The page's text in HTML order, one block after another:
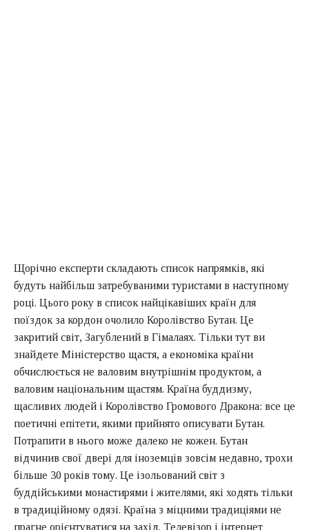
Щорічно експерти складають список напрямків, які
будуть найбільш затребуваними туристами в наступному
році. Цього року в список найцікавіших країн для
поїздок за кордон очолило Королівство Бутан. Це
закритий світ, Загублений в Гімалаях. Тільки тут ви
знайдете Міністерство щастя, а економіка країни
обчислюється не валовим внутрішнім продуктом, а
валовим національним щастям. Країна буддизму,
щасливих людей і Королівство Громового Дракона: все це
поетичні епітети, якими прийнято описувати Бутан.
Потрапити в нього може далеко не кожен. Бутан
відчинив свої двері для іноземців зовсім недавно, трохи
більше 30 років тому. Це ізольований світ з
буддійськими монастирями і жителями, які ходять тільки
в традиційному одязі. Країна з міцними традиціями не
прагне орієнтуватися на захід. Телевізор і інтернет